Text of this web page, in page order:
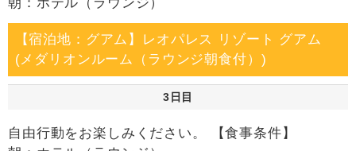
【宿泊地：グアム】レオパレス リゾート グアム
(メダリオンルーム（ラウンジ朝食付）)
3日目
自由行動をお楽しみください。 【食事条件】